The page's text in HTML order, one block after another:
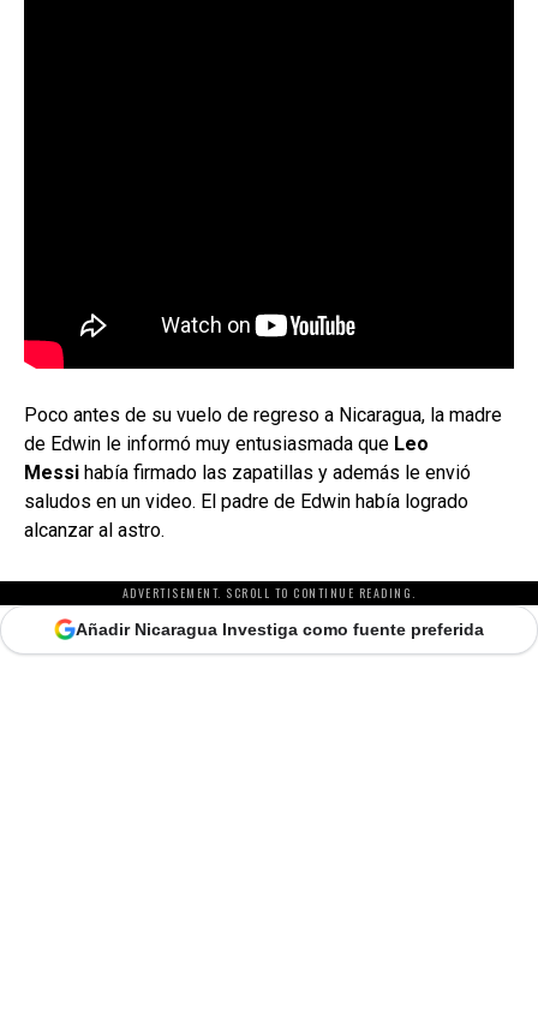
Poco antes de su vuelo de regreso a Nicaragua, la madre
de Edwin le informó muy entusiasmada que Leo
Messi había firmado las zapatillas y además le envió
saludos en un video. El padre de Edwin había logrado
alcanzar al astro.
ADVERTISEMENT. SCROLL TO CONTINUE READING.
Añadir Nicaragua Investiga como fuente preferida